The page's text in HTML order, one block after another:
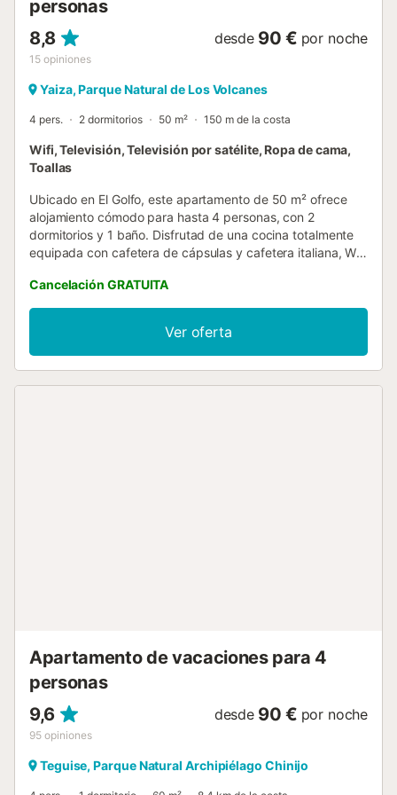
personas
8,8
15 opiniones
desde 90 € por noche
Yaiza, Parque Natural de Los Volcanes
4 pers. 2 dormitorios 50 m² 150 m de la costa
Wifi, Televisión, Televisión por satélite, Ropa de cama,
Toallas
Ubicado en El Golfo, este apartamento de 50 m² ofrece
alojamiento cómodo para hasta 4 personas, con 2
dormitorios y 1 baño. Disfrutad de una cocina totalmente
equipada con cafetera de cápsulas y cafetera italiana, Wi-
vídeo bajo demanda, lavadora, ventilador y espacio de
trabajo dedicado. Para familias con niños, hay cuna y
trona disponibles. Salid a vuestra terraza privada sin cubrir
y contemplad las impresionantes vistas al mar y la
montaña mientras os relajáis al aire libre. Podéis aparcar en
Cancelación GRATUITA
Ver oferta
Apartamento de vacaciones para 4
personas
9,6
95 opiniones
desde 90 € por noche
Teguise, Parque Natural Archipiélago Chinijo